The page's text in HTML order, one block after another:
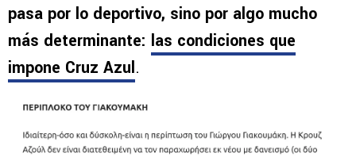
pasa por lo deportivo, sino por algo mucho
más determinante: las condiciones que
impone Cruz Azul.